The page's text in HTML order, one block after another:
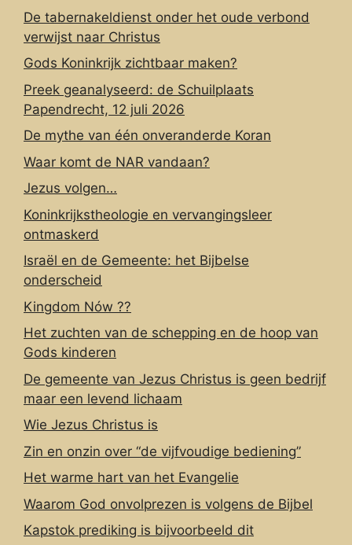
De tabernakeldienst onder het oude verbond
verwijst naar Christus
Gods Koninkrijk zichtbaar maken?
Preek geanalyseerd: de Schuilplaats
Papendrecht, 12 juli 2026
De mythe van één onveranderde Koran
Waar komt de NAR vandaan?
Jezus volgen…
Koninkrijkstheologie en vervangingsleer
ontmaskerd
Israël en de Gemeente: het Bijbelse
onderscheid
Kingdom Nów ??
Het zuchten van de schepping en de hoop van
Gods kinderen
De gemeente van Jezus Christus is geen bedrijf
maar een levend lichaam
Wie Jezus Christus is
Zin en onzin over “de vijfvoudige bediening”
Het warme hart van het Evangelie
Waarom God onvolprezen is volgens de Bijbel
Kapstok prediking is bijvoorbeeld dit